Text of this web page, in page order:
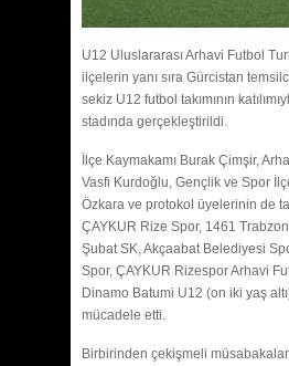
U12 Uluslararası Arhavi Futbol
ilçelerin yanı sıra Gürcistan
sekiz U12 futbol takımının
stadında gerçekleştirildi.
İlçe Kaymakamı Burak Çimşir,
Vasfi Kurdoğlu, Gençlik ve Spor
Özkara ve protokol üyelerinin de
ÇAYKUR Rize Spor, 1461
Şubat SK, Akçaabat Belediyesi
Spor, ÇAYKUR Rizespor Arhavi
Dinamo Batumi U12 (on iki yaş
mücadele etti.
Birbirinden çekişmeli